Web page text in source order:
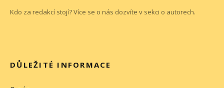
Kdo za redakcí stojí? Více se o nás dozvíte v sekci o autorech.
DŮLEŽITÉ INFORMACE